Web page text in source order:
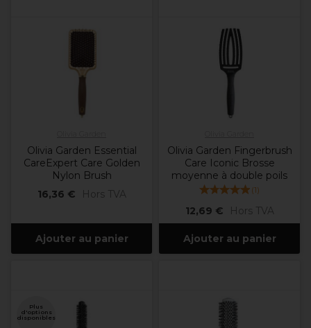
Olivia Garden Essential
CareExpert Care Golden
Nylon Brush
16,36 €
Hors TVA
Ajouter au panier
Olivia Garden Fingerbrush
Care Iconic Brosse
moyenne à double poils
(1)
12,69 € Hors TVA
Ajouter au panier
Plus
d'options
disponibles